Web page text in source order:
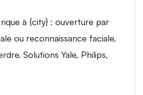
à {city} : ouverture par
ou reconnaissance faciale.
Solutions Yale, Philips,